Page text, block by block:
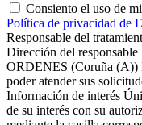
Consiento el uso de
Política de privacidad de
Responsable del
Dirección del
ORDENES (Coruña (A))
poder atender sus
Información de interés
de su interés con su